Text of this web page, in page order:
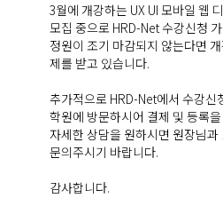
Contact
Q&A
3월에 개강하는 UX UI 모바일 웹
모집 중으로 HRD-Net 수강신청
정원이 조기 마감되지 않는다면
제를 받고 있습니다.
추가적으로 HRD-Net에서 수강신
학원에 방문하시어 결제 및 등록
자세한 상담을 원하시면 원장님
문의주시기 바랍니다.
감사합니다.